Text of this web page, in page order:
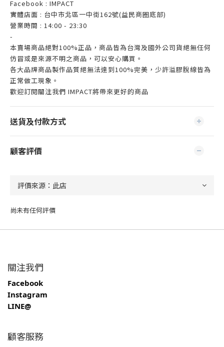
Facebook : IMPACT
實體店面 : 台中市北區一中街162號(益民商圈底部)
營業時間 : 14:00 - 23:30
-
本賣場商品絕對100%正品，商品皆為台灣及國外公司貨絕無任何
仿冒或是來源不明之商品，可以安心購買。
各大品牌商品製作品質絕無法達到100%完美，少許溢膠脫線皆為
正常做工現象。
歡迎訂閱關注我們 IMPACT將帶來更好的商品
送貨及付款方式
顧客評價
尚未有任何評價
關注我們
Facebook
Instagram
LINE@
顧客服務